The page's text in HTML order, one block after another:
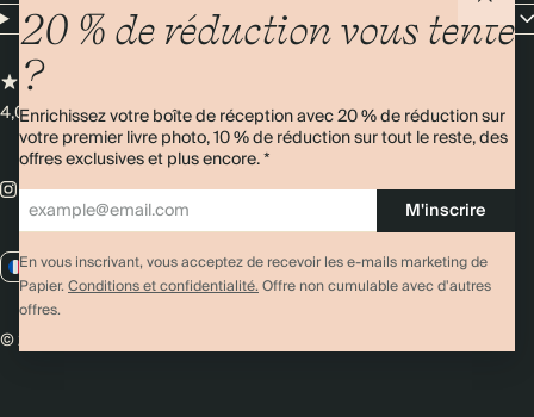
20 % de réduction vous tente
?
Enrichissez votre boîte de réception avec 20 % de réduction sur
votre premier livre photo, 10 % de réduction sur tout le reste, des
offres exclusives et plus encore. *
M'inscrire
En vous inscrivant, vous acceptez de recevoir les e-mails marketing de
Papier.Conditions et confidentialité.Offre non cumulable avec d'autres
offres.
Entreprise
4,00/5Plus de 11 000 avis
FR / EUR
© 2026 Papier